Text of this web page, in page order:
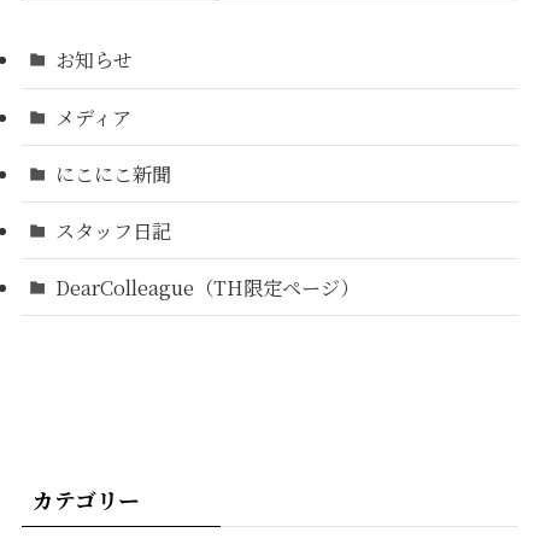
お知らせ
メディア
にこにこ新聞
スタッフ日記
DearColleague（TH限定ページ）
カテゴリー